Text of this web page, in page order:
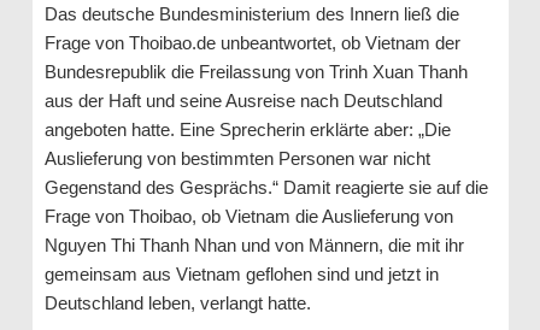
Das deutsche Bundesministerium des Innern ließ die
Frage von Thoibao.de unbeantwortet, ob Vietnam der
Bundesrepublik die Freilassung von Trinh Xuan Thanh
aus der Haft und seine Ausreise nach Deutschland
angeboten hatte. Eine Sprecherin erklärte aber: „Die
Auslieferung von bestimmten Personen war nicht
Gegenstand des Gesprächs.“ Damit reagierte sie auf die
Frage von Thoibao, ob Vietnam die Auslieferung von
Nguyen Thi Thanh Nhan und von Männern, die mit ihr
gemeinsam aus Vietnam geflohen sind und jetzt in
Deutschland leben, verlangt hatte.